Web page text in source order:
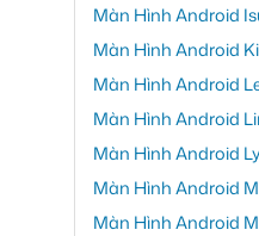
Màn Hình Android
Màn Hình Android
Màn Hình Android
Màn Hình Android
Màn Hình Android
Màn Hình Android
Màn Hình Android